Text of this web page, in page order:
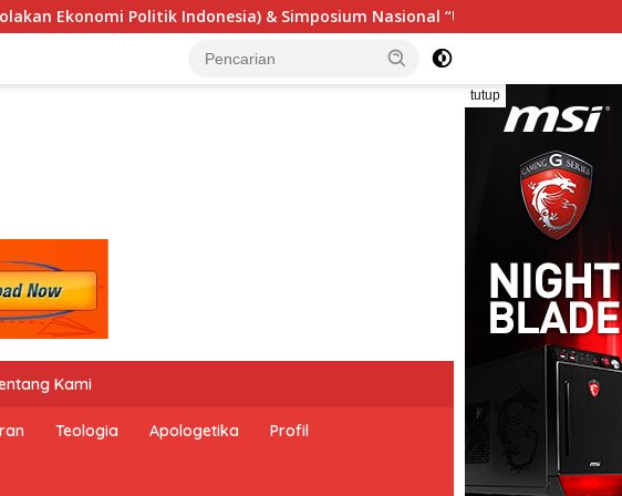
Nasional “Urgensi Undang-Undang Perekonomian Nasional dan
tutup
Kami
Teologia Apologetika Profil